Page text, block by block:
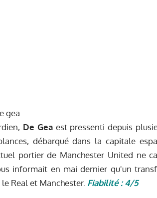
De Geaest pressenti depuis
débarqué dans la capitale
portier de Manchester United ne
informait en mai dernier qu'un
Real et Manchester. Fiabilité : 4/5